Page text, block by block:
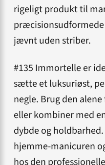
rigeligt produkt til
jævnt uden striber.
#135 Immortelle er
sætte et luksuriøst,
negle. Brug den
eller kombiner med
dybde og
hjemme-manicuren
hos den